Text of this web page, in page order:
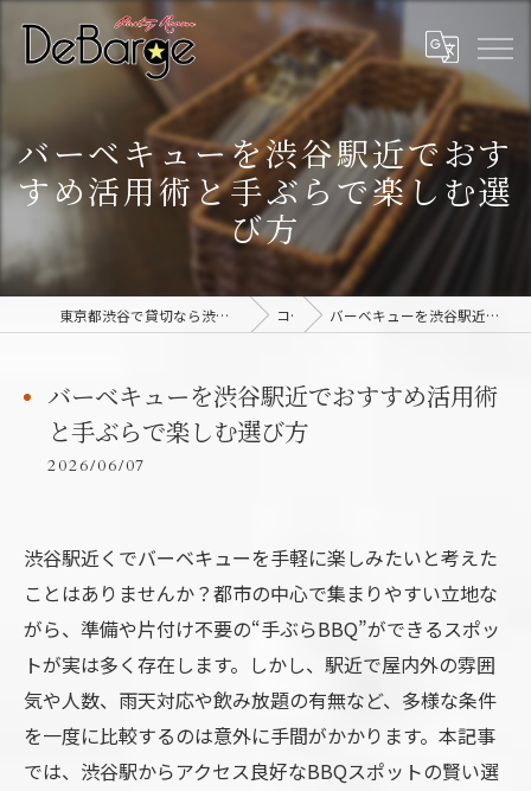
バーベキューを渋谷駅近でおす
すめ活用術と手ぶらで楽しむ選
び方
東京都渋谷で貸切なら渋谷貸切パーティー＆BBQデバージ - DeBarge コラム バーベキューを渋谷駅近でおすすめ活用術と手ぶらで楽しむ選び方
バーベキューを渋谷駅近でおすすめ活用術
と手ぶらで楽しむ選び方
2026/06/07
渋谷駅近くでバーベキューを手軽に楽しみたいと考えた
ことはありませんか？都市の中心で集まりやすい立地な
がら、準備や片付け不要の“手ぶらBBQ”ができるスポッ
トが実は多く存在します。しかし、駅近で屋内外の雰囲
気や人数、雨天対応や飲み放題の有無など、多様な条件
を一度に比較するのは意外に手間がかかります。本記事
では、渋谷駅からアクセス良好なBBQスポットの賢い選